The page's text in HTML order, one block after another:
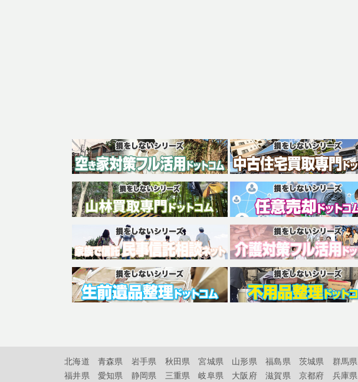
北海道 青森県 岩手県 秋田県 宮城県 山形県 福島県 茨城県 群馬県
福井県
愛知県 静岡県 三重県 岐阜県 大阪府 滋賀県 京都府 兵庫県